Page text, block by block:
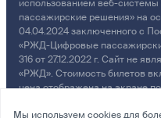
использованием веб-
пассажирские решения» на
04.04.2024 заключенного с
«РЖД-Цифровые
316 от 27.12.2022 г. Сайт не
«РЖД». Стоимость билетов
цена отображена на экране
Мы используем cookies для